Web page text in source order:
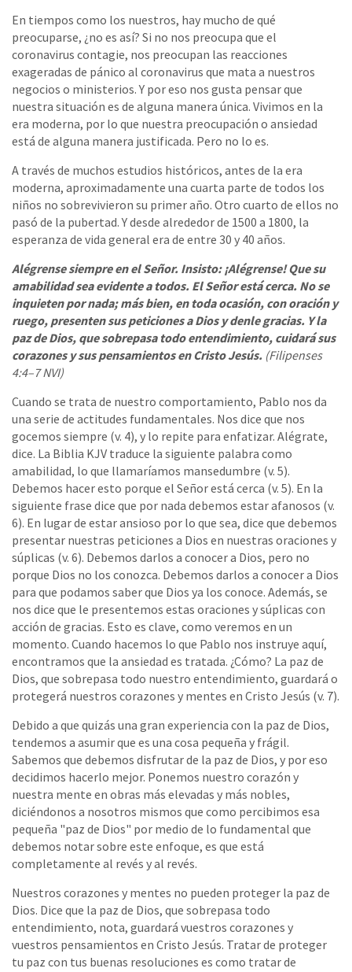
En tiempos como los nuestros, hay mucho de qué
preocuparse, ¿no es así? Si no nos preocupa que el
coronavirus contagie, nos preocupan las reacciones
exageradas de pánico al coronavirus que mata a nuestros
negocios o ministerios. Y por eso nos gusta pensar que
nuestra situación es de alguna manera única. Vivimos en la
era moderna, por lo que nuestra preocupación o ansiedad
está de alguna manera justificada. Pero no lo es.
A través de muchos estudios históricos, antes de la era
moderna, aproximadamente una cuarta parte de todos los
niños no sobrevivieron su primer año. Otro cuarto de ellos no
pasó de la pubertad. Y desde alrededor de 1500 a 1800, la
esperanza de vida general era de entre 30 y 40 años.
Alégrense siempre en el Señor. Insisto: ¡Alégrense! Que su
amabilidad sea evidente a todos. El Señor está cerca. No se
inquieten por nada; más bien, en toda ocasión, con oración y
ruego, presenten sus peticiones a Dios y denle gracias. Y la
paz de Dios, que sobrepasa todo entendimiento, cuidará sus
corazones y sus pensamientos en Cristo Jesús. (Filipenses
4:4–7 NVI)
Cuando se trata de nuestro comportamiento, Pablo nos da
una serie de actitudes fundamentales. Nos dice que nos
gocemos siempre (v. 4), y lo repite para enfatizar. Alégrate,
dice. La Biblia KJV traduce la siguiente palabra como
amabilidad, lo que llamaríamos mansedumbre (v. 5).
Debemos hacer esto porque el Señor está cerca (v. 5). En la
siguiente frase dice que por nada debemos estar afanosos (v.
6). En lugar de estar ansioso por lo que sea, dice que debemos
presentar nuestras peticiones a Dios en nuestras oraciones y
súplicas (v. 6). Debemos darlos a conocer a Dios, pero no
porque Dios no los conozca. Debemos darlos a conocer a Dios
para que podamos saber que Dios ya los conoce. Además, se
nos dice que le presentemos estas oraciones y súplicas con
acción de gracias. Esto es clave, como veremos en un
momento. Cuando hacemos lo que Pablo nos instruye aquí,
encontramos que la ansiedad es tratada. ¿Cómo? La paz de
Dios, que sobrepasa todo nuestro entendimiento, guardará o
protegerá nuestros corazones y mentes en Cristo Jesús (v. 7).
Debido a que quizás una gran experiencia con la paz de Dios,
tendemos a asumir que es una cosa pequeña y frágil.
Sabemos que debemos disfrutar de la paz de Dios, y por eso
decidimos hacerlo mejor. Ponemos nuestro corazón y
nuestra mente en obras más elevadas y más nobles,
diciéndonos a nosotros mismos que como percibimos esa
pequeña "paz de Dios" por medio de lo fundamental que
debemos notar sobre este enfoque, es que está
completamente al revés y al revés.
Nuestros corazones y mentes no pueden proteger la paz de
Dios. Dice que la paz de Dios, que sobrepasa todo
entendimiento, nota, guardará vuestros corazones y
vuestros pensamientos en Cristo Jesús. Tratar de proteger
tu paz con tus buenas resoluciones es como tratar de